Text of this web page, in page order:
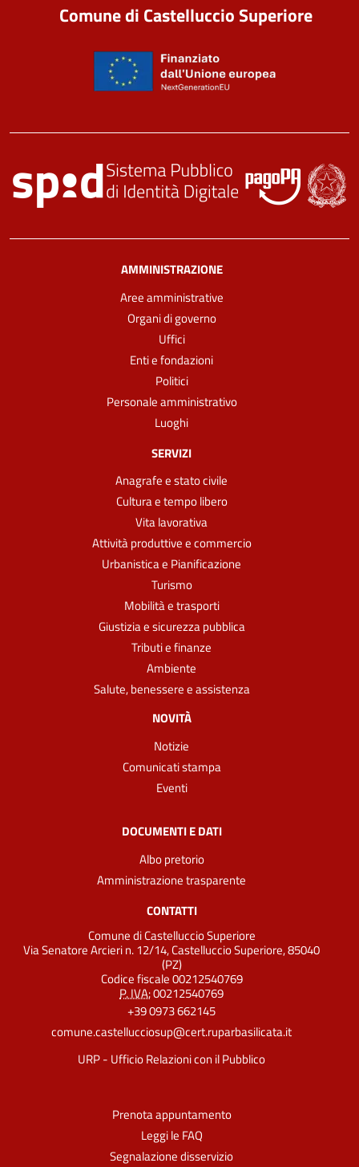
Comune di Castelluccio Superiore
AMMINISTRAZIONE
Aree amministrative
Organi di governo
Uffici
Enti e fondazioni
Politici
Personale amministrativo
Luoghi
SERVIZI
Anagrafe e stato civile
Cultura e tempo libero
Vita lavorativa
Attività produttive e commercio
Urbanistica e Pianificazione
Turismo
Mobilità e trasporti
Giustizia e sicurezza pubblica
Tributi e finanze
Ambiente
Salute, benessere e assistenza
NOVITÀ
Notizie
Comunicati stampa
Eventi
DOCUMENTI E DATI
Albo pretorio
Amministrazione trasparente
CONTATTI
Comune di Castelluccio Superiore
Via Senatore Arcieri n. 12/14, Castelluccio Superiore, 85040
(PZ)
Codice fiscale 00212540769
P. IVA:00212540769
+39 0973 662145
comune.castellucciosup@cert.ruparbasilicata.it
URP - Ufficio Relazioni con il Pubblico
Prenota appuntamento
Leggi le FAQ
Segnalazione disservizio